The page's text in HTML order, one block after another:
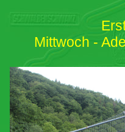
Mittwoch -